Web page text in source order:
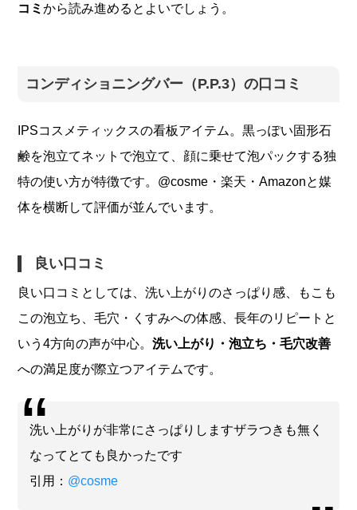
コミから読み進めるとよいでしょう。
コンディショニングバー（P.P.3）の口コミ
IPSコスメティックスの看板アイテム。黒っぽい固形石
鹸を泡立てネットで泡立て、顔に乗せて泡パックする独
特の使い方が特徴です。@cosme・楽天・Amazonと媒
体を横断して評価が並んでいます。
良い口コミ
良い口コミとしては、洗い上がりのさっぱり感、もこも
この泡立ち、毛穴・くすみへの体感、長年のリピートと
いう4方向の声が中心。洗い上がり・泡立ち・毛穴改善
への満足度が際立つアイテムです。
洗い上がりが非常にさっぱりしますザラつきも無く
なってとても良かったです
引用： @cosme